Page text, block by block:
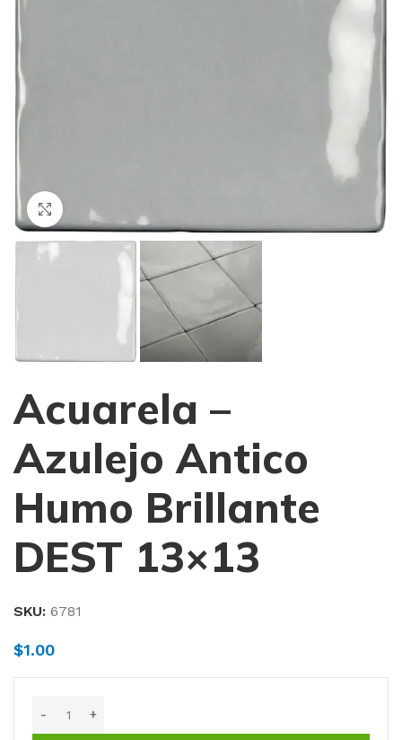
Haga Click para agrandar
Acuarela –
Azulejo Antico
Humo Brillante
DEST 13×13
SKU: 6781
$1.00